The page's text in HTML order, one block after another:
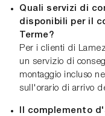
Quali servizi di
disponibili per il
Terme?
Per i clienti di
un servizio di
montaggio incluso
sull'orario di arrivo
Il complemento